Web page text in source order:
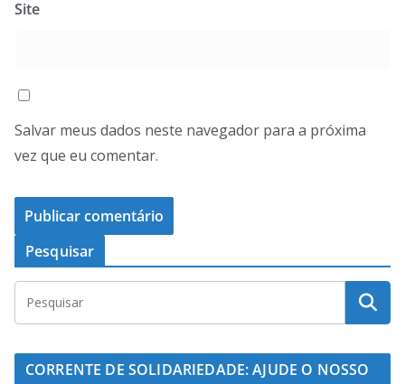
Site
Salvar meus dados neste navegador para a próxima
vez que eu comentar.
Pesquisar
CORRENTE DE SOLIDARIEDADE: AJUDE O NOSSO